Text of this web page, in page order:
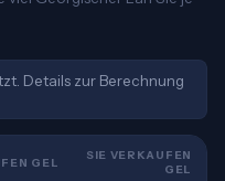
Details zur Berechnung
GEL
SIE VERKAUFEN
GEL